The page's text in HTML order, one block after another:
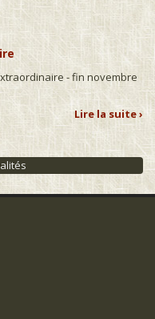
- fin novembre
Lire la suite ›